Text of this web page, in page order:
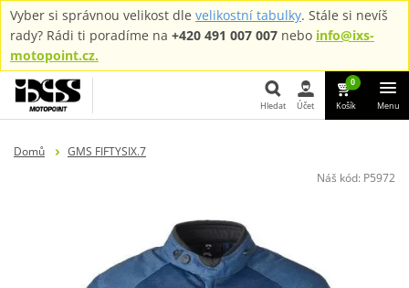
Vyber si správnou velikost dle velikostní tabulky. Stále si nevíš
rady? Rádi ti poradíme na +420 491 007 007 nebo info@ixs-
motopoint.cz.
Hledat Účet
0
Košík Menu
Domů
GMS FIFTYSIX.7
Náš kód: P5972